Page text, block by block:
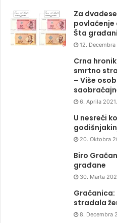
Za
povlačenje
Šta
12.
Crna
smrtno
– Više
6. Aprila 2021.
U nesreći
20. Oktobra
Biro
građane
30. Marta
stradala
8. Decembra